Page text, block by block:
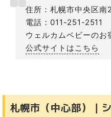
住所：札幌市中央区南
電話：011-251-2511
ウェルカムベビーの
公式サイトはこちら
札幌市（中心部）｜